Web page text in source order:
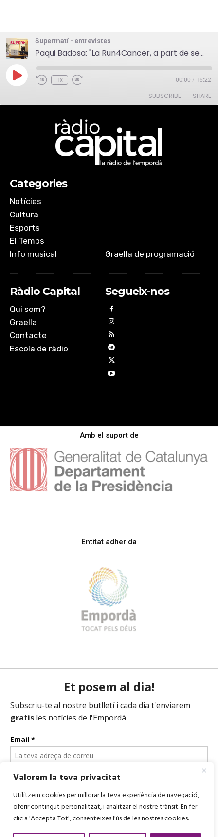
Valorem la teva privacitat
Utilitzem cookies per millorar la teva experiència de navegació,
oferir contingut personalitzat, i analitzar el nostre trànsit. En fer
clic a 'Accepta Tot', consenteixes l'ús de les nostres cookies.
Supermatí - entrevistes
Paqui Badosa: "La Run4Cancer, a part de ser una cursa solidària, vol servir fomentar els hàbits saludables"
Play
Episode
1x 00:00 / 16:22
SUBSCRIBE SHARE
EMBED
Categories
Notícies
Cultura
Esports
El Temps
Info musical
Graella de programació
Ràdio Capital
Qui som?
Graella
Contacte
Escola de ràdio
Segueix-nos
Amb el suport de
Entitat adherida